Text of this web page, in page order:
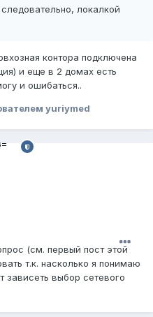
локалкой
контора подключена
и еще в 2 домах есть
и ошибаться..
yuriymed
(см. первый пост этой
т.к. насколько я понимаю
зависеть выбор сетевого